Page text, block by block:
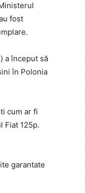
fost
a început să
în Polonia
cum ar fi
Fiat 125p.
garantate